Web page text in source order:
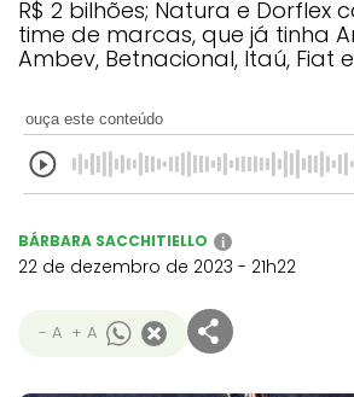
R$ 2 bilhões; Natura e Dorflex
time de marcas, que já tinha
Ambev, Betnacional, Itaú, Fiat
ouça este conteúdo
BÁRBARA SACCHITIELLO i
22 de dezembro de 2023 - 21h22
- A + A